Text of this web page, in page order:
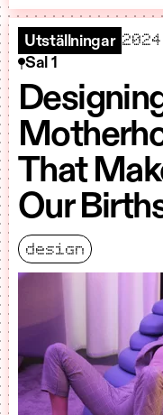
Utställningar
Sal 1
That
Our
design